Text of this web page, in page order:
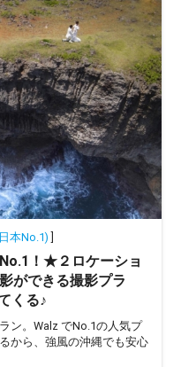
本No.1)]
！★２ロケーショ
ができる撮影プラ
くる♪
ン。Walz でNo.1の人気プ
から、強風の沖縄でも安心
和装 琉装
ヘアメイクなし
101〜200カット
撮影地3か所